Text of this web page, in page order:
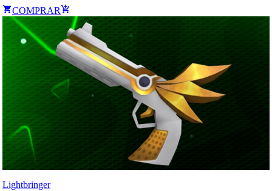
COMPRAR
Lightbringer